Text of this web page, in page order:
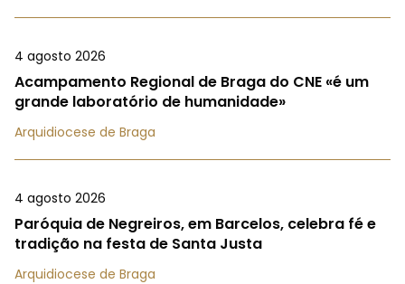
4 agosto 2026
Acampamento Regional de Braga do CNE «é um
grande laboratório de humanidade»
Arquidiocese de Braga
4 agosto 2026
Paróquia de Negreiros, em Barcelos, celebra fé e
tradição na festa de Santa Justa
Arquidiocese de Braga